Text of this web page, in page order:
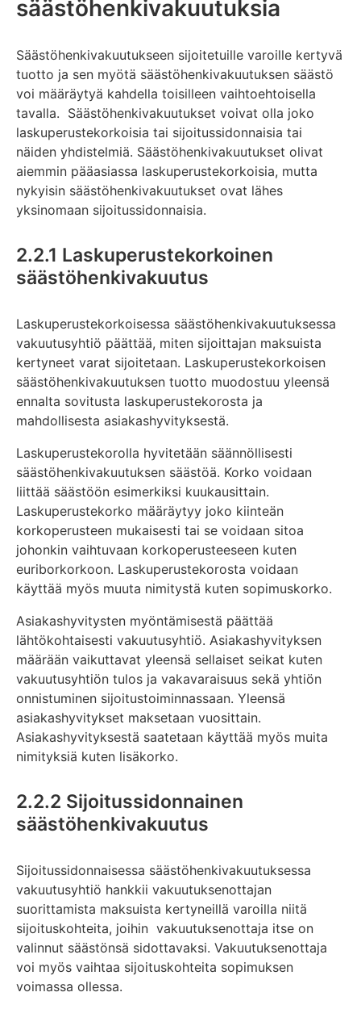
säästöhenkivakuutuksia
Säästöhenkivakuutukseen sijoitetuille varoille kertyvä
tuotto ja sen myötä säästöhenkivakuutuksen säästö
voi määräytyä kahdella toisilleen vaihtoehtoisella
tavalla. Säästöhenkivakuutukset voivat olla joko
laskuperustekorkoisia tai sijoitussidonnaisia tai
näiden yhdistelmiä. Säästöhenkivakuutukset olivat
aiemmin pääasiassa laskuperustekorkoisia, mutta
nykyisin säästöhenkivakuutukset ovat lähes
yksinomaan sijoitussidonnaisia.
2.2.1 Laskuperustekorkoinen
säästöhenkivakuutus
Laskuperustekorkoisessa säästöhenkivakuutuksessa
vakuutusyhtiö päättää, miten sijoittajan maksuista
kertyneet varat sijoitetaan. Laskuperustekorkoisen
säästöhenkivakuutuksen tuotto muodostuu yleensä
ennalta sovitusta laskuperustekorosta ja
mahdollisesta asiakashyvityksestä.
Laskuperustekorolla hyvitetään säännöllisesti
säästöhenkivakuutuksen säästöä. Korko voidaan
liittää säästöön esimerkiksi kuukausittain.
Laskuperustekorko määräytyy joko kiinteän
korkoperusteen mukaisesti tai se voidaan sitoa
johonkin vaihtuvaan korkoperusteeseen kuten
euriborkorkoon. Laskuperustekorosta voidaan
käyttää myös muuta nimitystä kuten sopimuskorko.
Asiakashyvitysten myöntämisestä päättää
lähtökohtaisesti vakuutusyhtiö. Asiakashyvityksen
määrään vaikuttavat yleensä sellaiset seikat kuten
vakuutusyhtiön tulos ja vakavaraisuus sekä yhtiön
onnistuminen sijoitustoiminnassaan. Yleensä
asiakashyvitykset maksetaan vuosittain.
Asiakashyvityksestä saatetaan käyttää myös muita
nimityksiä kuten lisäkorko.
2.2.2 Sijoitussidonnainen
säästöhenkivakuutus
Sijoitussidonnaisessa säästöhenkivakuutuksessa
vakuutusyhtiö hankkii vakuutuksenottajan
suorittamista maksuista kertyneillä varoilla niitä
sijoituskohteita, joihin vakuutuksenottaja itse on
valinnut säästönsä sidottavaksi. Vakuutuksenottaja
voi myös vaihtaa sijoituskohteita sopimuksen
voimassa ollessa.